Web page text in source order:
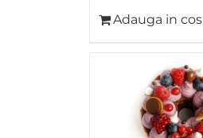
Adauga in cos